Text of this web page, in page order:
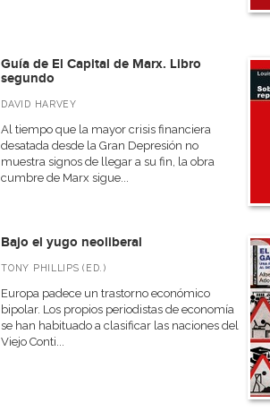
Guía de El Capital de Marx. Libro
segundo
DAVID HARVEY
Al tiempo que la mayor crisis financiera
desatada desde la Gran Depresión no
muestra signos de llegar a su fin, la obra
cumbre de Marx sigue...
Bajo el yugo neoliberal
TONY PHILLIPS (ED.)
Europa padece un trastorno económico
bipolar. Los propios periodistas de economía
se han habituado a clasificar las naciones del
Viejo Conti...